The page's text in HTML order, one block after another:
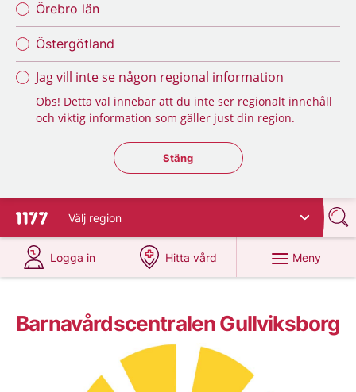
Örebro län
Östergötland
Jag vill inte se någon regional information
Obs! Detta val innebär att du inte ser regionalt innehåll
och viktig information som gäller just din region.
Stäng regionsväljaren
Stäng
Till startsidan för 1177
Välj region
Logga in
på 1177.se
Hitta vård
på 1177.se
Meny
Barnavårdscentralen Gullviksborg